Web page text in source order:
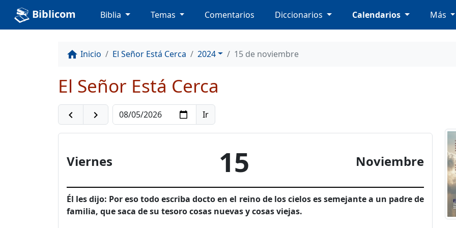
Biblicom Biblia Temas Comentarios Diccionarios Calendarios Más
home Inicio El Señor Está Cerca 2024 15 de noviembre
El Señor Está Cerca
navigate_before navigate_next
Viernes 15 Noviembre
Él les dijo: Por eso todo escriba docto en el reino de los cielos es semejante a un padre de
familia, que saca de su tesoro cosas nuevas y cosas viejas.